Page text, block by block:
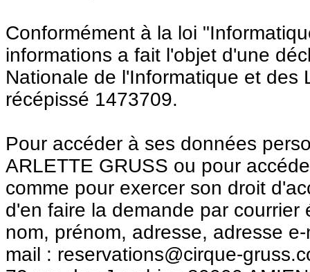
Conformément à la loi
informations a fait l'objet d'une
Nationale de l'Informatique et des
récépissé 1473709.
Pour accéder à ses données
ARLETTE GRUSS ou pour
comme pour exercer son droit
d'en faire la demande par
nom, prénom, adresse, adresse
mail : reservations@cirque-